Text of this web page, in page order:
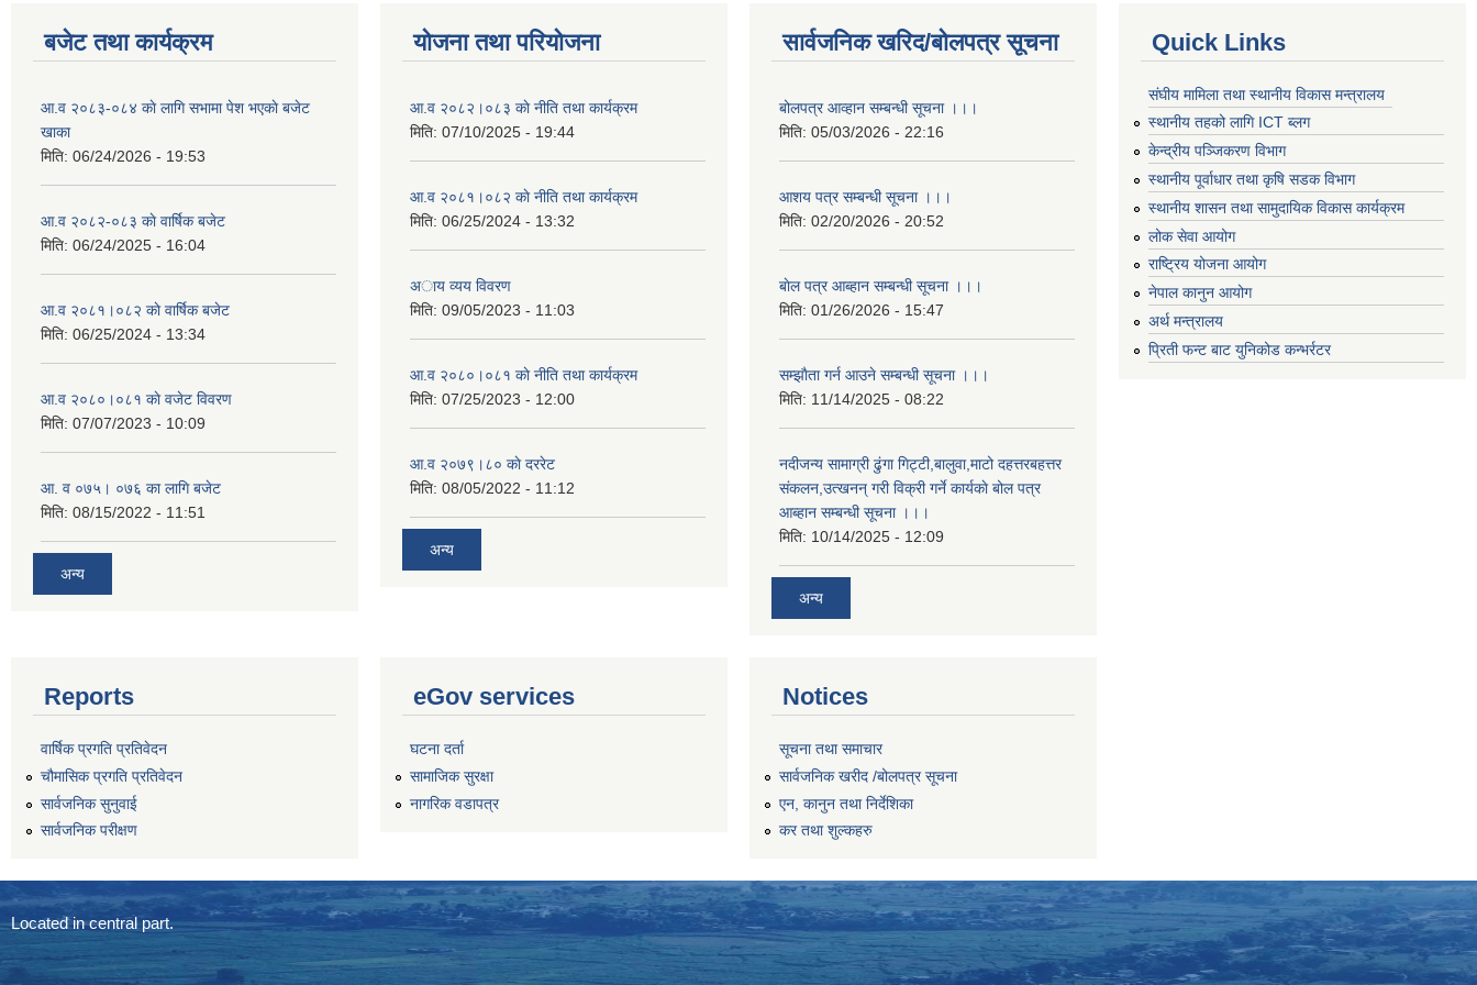
बजेट तथा कार्यक्रम
आ.व २०८३-०८४ काे लागि सभामा पेश भएकाे बजेट
खाका
मिति: 06/24/2026 - 19:53
आ.व २०८२-०८३ काे वार्षिक बजेट
मिति: 06/24/2025 - 16:04
आ.व २०८१।०८२ काे वार्षिक बजेट
मिति: 06/25/2024 - 13:34
आ.व २०८०।०८१ काे वजेट विवरण
मिति: 07/07/2023 - 10:09
आ. व ०७५। ०७६ का लागि बजेट
मिति: 08/15/2022 - 11:51
अन्य
योजना तथा परियोजना
आ.व २०८२।०८३ काे नीति तथा कार्यक्रम
मिति: 07/10/2025 - 19:44
आ.व २०८१।०८२ काे नीति तथा कार्यक्रम
मिति: 06/25/2024 - 13:32
अाय व्यय विवरण
मिति: 09/05/2023 - 11:03
आ.व २०८०।०८१ काे नीति तथा कार्यक्रम
मिति: 07/25/2023 - 12:00
आ.व २०७९।८० काे दररेट
मिति: 08/05/2022 - 11:12
अन्य
सार्वजनिक खरिद/बोलपत्र सूचना
बोलपत्र आव्हान सम्बन्धी सूचना ।।।
मिति: 05/03/2026 - 22:16
आशय पत्र सम्बन्धी सूचना ।।।
मिति: 02/20/2026 - 20:52
बाेल पत्र आब्हान सम्बन्धी सूचना ।।।
मिति: 01/26/2026 - 15:47
सम्झाैता गर्न आउने सम्बन्धी सूचना ।।।
मिति: 11/14/2025 - 08:22
नदीजन्य सामाग्री ढुंगा गिट्टी,बालुवा,माटो दहत्तरबहत्तर
संकलन,उत्खनन् गरी विक्री गर्ने कार्यकाे बोल पत्र
आब्हान सम्बन्धी सूचना ।।।
मिति: 10/14/2025 - 12:09
अन्य
Quick Links
संघीय मामिला तथा स्थानीय विकास मन्त्रालय
स्थानीय तहको लागि ICT ब्लग
केन्द्रीय पञ्जिकरण विभाग
स्थानीय पूर्वाधार तथा कृषि सडक विभाग
स्थानीय शासन तथा सामुदायिक विकास कार्यक्रम
लोक सेवा आयोग
राष्ट्रिय योजना आयोग
नेपाल कानुन आयोग
अर्थ मन्त्रालय
प्रिती फन्ट बाट युनिकोड कन्भर्रटर
Reports
वार्षिक प्रगति प्रतिवेदन
चौमासिक प्रगति प्रतिवेदन
सार्वजनिक सुनुवाई
सार्वजनिक परीक्षण
eGov services
घटना दर्ता
सामाजिक सुरक्षा
नागरिक वडापत्र
Notices
सूचना तथा समाचार
सार्वजनिक खरीद /बोलपत्र सूचना
एन, कानुन तथा निर्देशिका
कर तथा शुल्कहरु
Located in central part.